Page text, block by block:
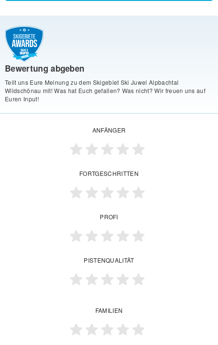
Bewertung abgeben
Teilt uns Eure Meinung zu dem Skigebiet Ski Juwel Alpbachtal
Wildschönau mit! Was hat Euch gefallen? Was nicht? Wir freuen uns auf
Euren Input!
ANFÄNGER
FORTGESCHRITTEN
PROFI
PISTENQUALITÄT
FAMILIEN